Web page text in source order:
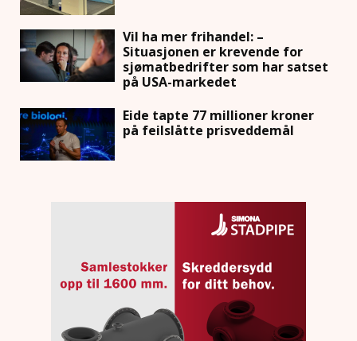
Vil ha mer frihandel: –
Situasjonen er krevende for
sjømatbedrifter som har satset
på USA-markedet
Eide tapte 77 millioner kroner
på feilslåtte prisveddemål